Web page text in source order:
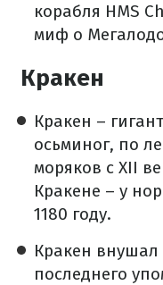
корабля HMS
миф о
Кракен
Кракен –
осьминог, по
моряков с XII
Кракене – у
1180 году.
Кракен внушал
последнего